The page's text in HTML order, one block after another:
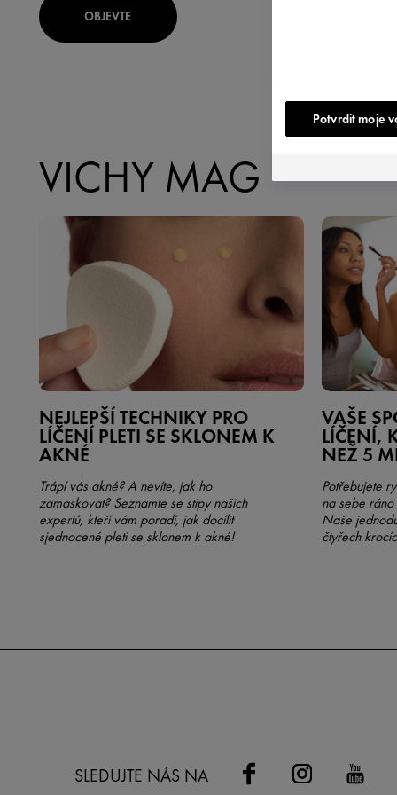
OBJEVTE
VICHY MAG
NEJLEPŠÍ TECHNIKY PRO
LÍČENÍ PLETI SE SKLONEM K
AKNÉ
Trápí vás akné? A nevíte, jak ho
zamaskovat? Seznamte se stipy našich
expertů, kteří vám poradí, jak docílit
sjednocené pleti se sklonem k akné!
VAŠE
LÍČENÍ,
NEŽ 5
Potřebujete
na sebe ráno
Naše
čtyřech
SLEDUJTE NÁS NA
Potvrdit moje